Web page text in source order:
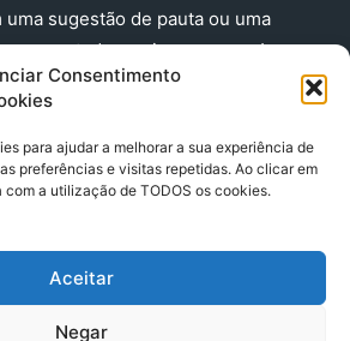
Consentimento
para ajudar a melhorar a sua experiência de
preferências e visitas repetidas. Ao clicar em
com a utilização de TODOS os cookies.
Aceitar
Negar
sugestão de pauta ou uma
ser contada, envie-nos agora!
Pará CNPJ: 04.901.141/0001-36 End .
2301, Ed. Rogério Fernandez – Sala